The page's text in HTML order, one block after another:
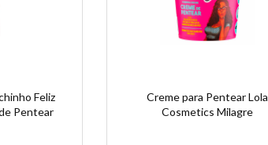
Feliz
Pentear
Creme para Pentear Lola
Cosmetics Milagre